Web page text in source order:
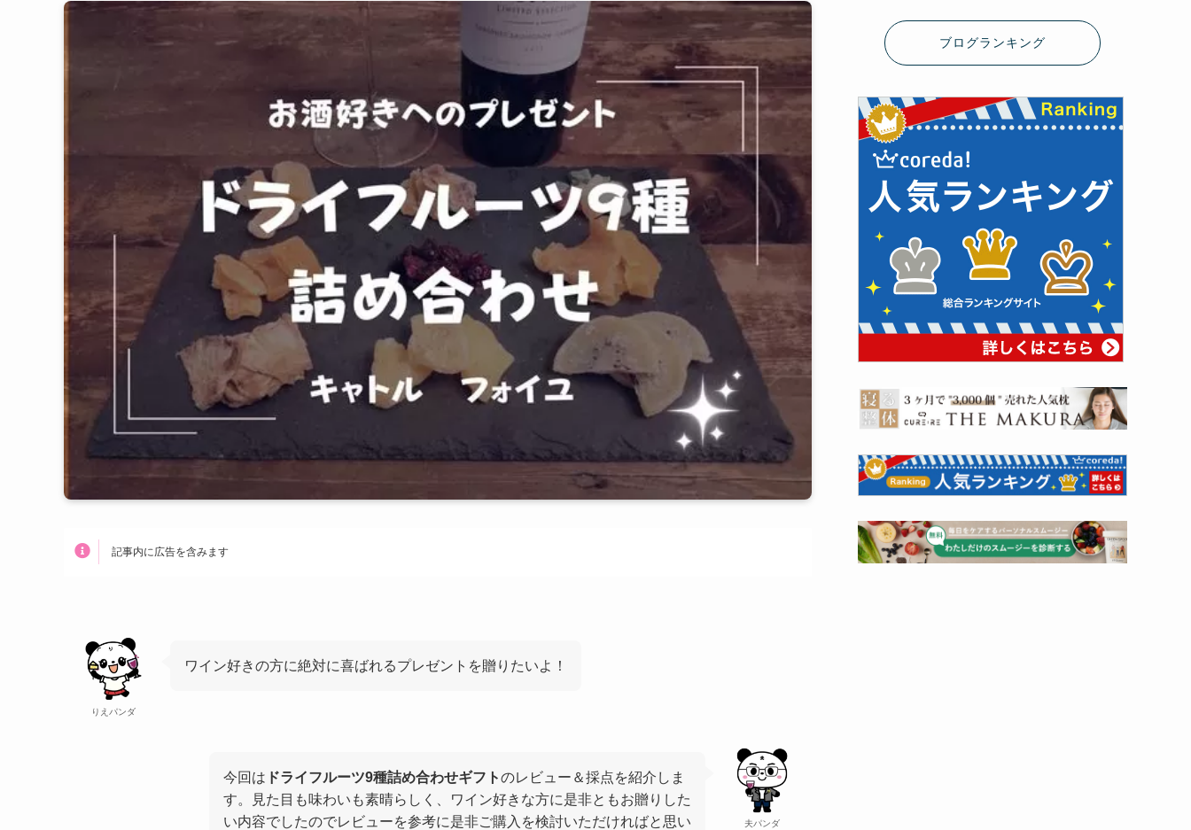
記事内に広告を含みます
りえパンダ
ワイン好きの方に絶対に喜ばれるプレゼントを贈りたいよ！
夫パンダ
今回は ドライフルーツ9種詰め合わせギフトのレビュー＆採点を紹介しま
す。見た目も味わいも素晴らしく、ワイン好きな方に是非ともお贈りした
い内容でしたのでレビューを参考に是非ご購入を検討いただければと思い
ブログランキング